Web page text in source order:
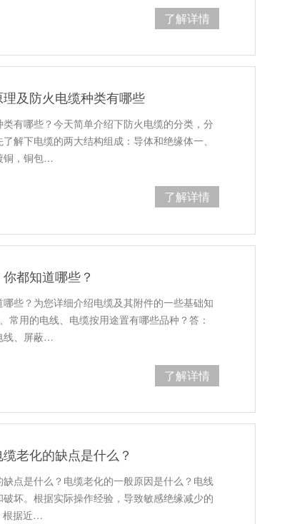
了解详情
及防火电缆种类有哪些
有哪些？今天简单介绍下防火电缆的分类，分
解下电缆的两大结构组成：导体和绝缘体一、
铜，铜包…
了解详情
都知道哪些？
些？为您详细介绍电缆及其附件的一些基础知
常用的电线、电缆按用途置有哪些品种？答：
线、屏蔽…
了解详情
老化的缺点是什么？
点是什么？电缆老化的一般原因是什么？电线
坏。根据实际操作经验，导致敏感绝缘减少的
根据近…